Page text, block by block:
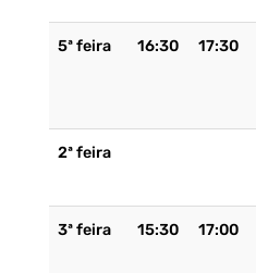
5ª feira 16:30 17:30
2ª feira
3ª feira 15:30 17:00